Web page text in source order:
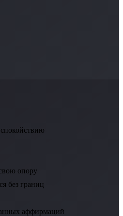
опору
без границ
аффирмаций